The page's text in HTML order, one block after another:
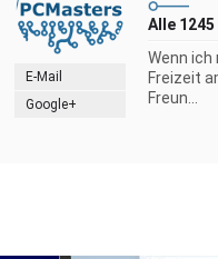
E-Mail
Google+
Alle
Wenn
Freizeit
Freun...